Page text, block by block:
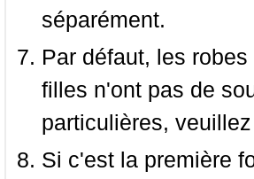
séparément.
Par défaut, les
filles n'ont pas de
particulières,
Si c'est la première